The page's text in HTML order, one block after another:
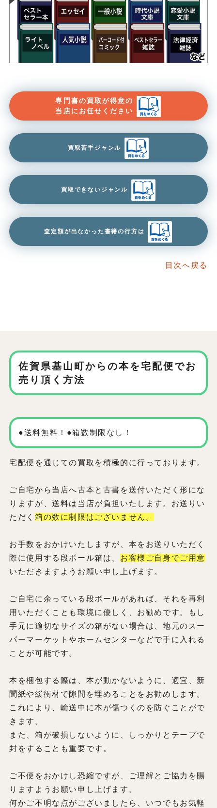
専門書の買取が得意の
当店にお任せください
買取苦手ジャンル
買取できないジャンル
査定額が出なかった書籍の行方は
目次へ戻る
佐賀県基山町からの本を宅配便でお
売り頂く方法
●送料無料！●箱数制限なし！
宅配便を通じての買取を積極的に行っております。
ご自宅から当店へ古本と古書を送付いただく形にな
りますが、送料は当店が負担いたします。お送りい
ただく 箱の数に制限はございません。
お手数をおかけいたしますが、本をお送りいただく
際に使用する段ボール箱は、 お客様ご自身でご用意
いただきますようお願い申し上げます。
ご自宅に余っている段ボールがあれば、それを再利
用いただくことも環境に優しく、お勧めです。もし
手元に適切なサイズの箱がない場合は、地元のスー
パーマーケットやホームセンターなどで手に入れる
ことが可能です。
本を梱包する際は、本が動かないように、適宜、新
聞紙や緩衝材で隙間を埋めることをお勧めします。
これにより、輸送中に本が傷つくのを防ぐことがで
きます。
また、箱が破損しないように、しっかりとテープで
封をすることも重要です。
ご不便をおかけし恐縮ですが、ご理解とご協力を賜
りますようお願い申し上げます。
何かご不明な点がございましたら、いつでもお気軽